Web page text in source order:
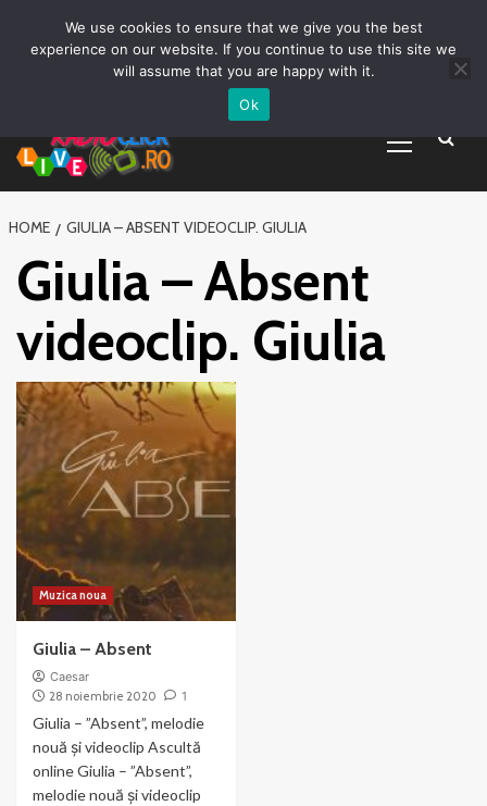
Promovare Artisti noi
Vrei sa fii DJ?
Menu
HOME GIULIA – ABSENT VIDEOCLIP. GIULIA
Giulia – Absent
videoclip. Giulia
Muzica noua
Giulia – Absent
Caesar
28 noiembrie 2020
1
Giulia – ”Absent”, melodie
nouă și videoclip Ascultă
online Giulia – ”Absent”,
melodie nouă și videoclip
We use cookies to ensure that we give you the best
experience on our website. If you continue to use this site we
will assume that you are happy with it.
Ok